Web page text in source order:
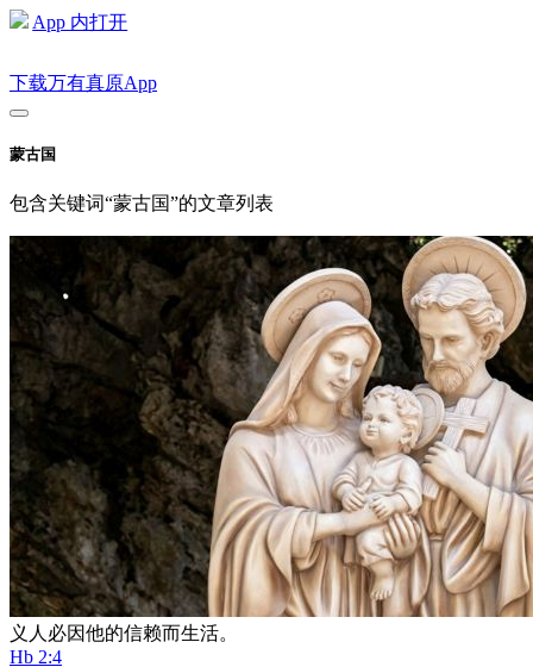
App 内打开
下载万有真原App
蒙古国
包含关键词“蒙古国”的文章列表
义人必因他的信赖而生活。
Hb 2:4